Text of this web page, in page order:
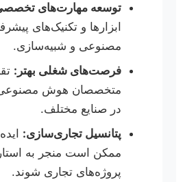
توسعه مهارت‌های
ابزارها و تکنیک‌های
مصنوعی و شبیه‌سازی.
فرصت‌های شغلی بهتر:
متخصصان هوش
در صنایع مختلف.
پتانسیل تجاری‌سازی:
ممکن است منجر به
پروژه‌های تجاری شوند.